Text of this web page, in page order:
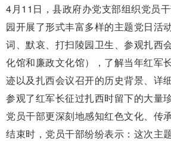
4月11日，县政府办党支部组织党员
园开展了形式丰富多样的主题党日活
词、默哀、打扫陵园卫生、参观扎西
化馆和廉政文化馆），了解当年红军
迹以及扎西会议召开的历史背景、详
参观了红军长征过扎西时留下的大量
党员干部更深刻地感知红色文化、传
结束时，党员干部纷纷表示：这次主